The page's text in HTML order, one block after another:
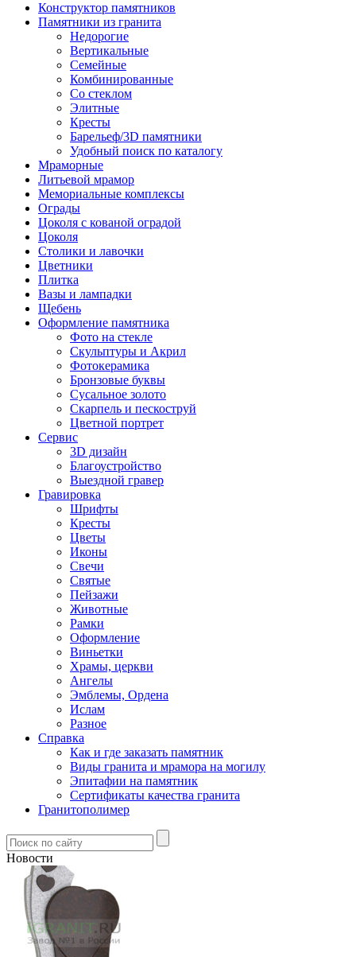
Конструктор памятников
Памятники из гранита
Недорогие
Вертикальные
Семейные
Комбинированные
Со стеклом
Элитные
Кресты
Барельеф/3D памятники
Удобный поиск по каталогу
Мраморные
Литьевой мрамор
Мемориальные комплексы
Ограды
Цоколя с кованой оградой
Цоколя
Столики и лавочки
Цветники
Плитка
Вазы и лампадки
Щебень
Оформление памятника
Фото на стекле
Скульптуры и Акрил
Фотокерамика
Бронзовые буквы
Сусальное золото
Скарпель и пескоструй
Цветной портрет
Сервис
3D дизайн
Благоустройство
Выездной гравер
Гравировка
Шрифты
Кресты
Цветы
Иконы
Свечи
Святые
Пейзажи
Животные
Рамки
Оформление
Виньетки
Храмы, церкви
Ангелы
Эмблемы, Ордена
Ислам
Разное
Справка
Как и где заказать памятник
Виды гранита и мрамора на могилу
Эпитафии на памятник
Сертификаты качества гранита
Гранитополимер
Новости